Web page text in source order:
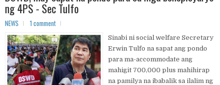
ng 4PS - Sec Tulfo
NEWS 1 comment
Sinabi ni social welfare Secretary
Erwin Tulfo na sapat ang pondo
para ma-accommodate ang
mahigit 700,000 plus mahihirap
na pamilya na ibabalik sa ilalim ng